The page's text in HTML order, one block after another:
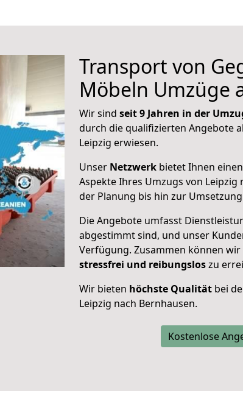
Transport von
Möbeln Umzüge
Wir sind seit 9 Jahren in der
durch die qualifizierten Angebote
Leipzig erwiesen.
Unser Netzwerk bietet Ihnen
Aspekte Ihres Umzugs von
der Planung bis hin zur
Die Angebote umfasst
abgestimmt sind, und unser
Verfügung. Zusammen können
stressfrei und reibungsloszu
Wir bieten höchste Qualität bei
Leipzig nach Bernhausen.
Kostenlose